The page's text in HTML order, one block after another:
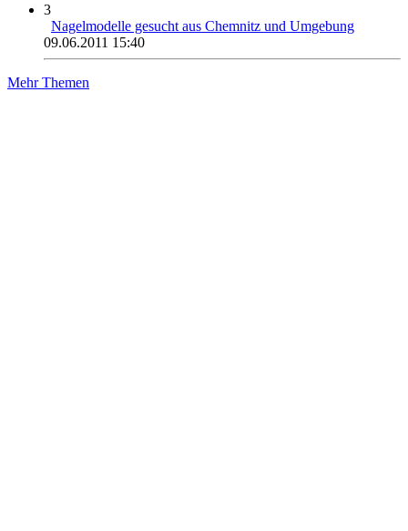
3
Nagelmodelle gesucht aus Chemnitz und Umgebung
09.06.2011 15:40
Mehr Themen